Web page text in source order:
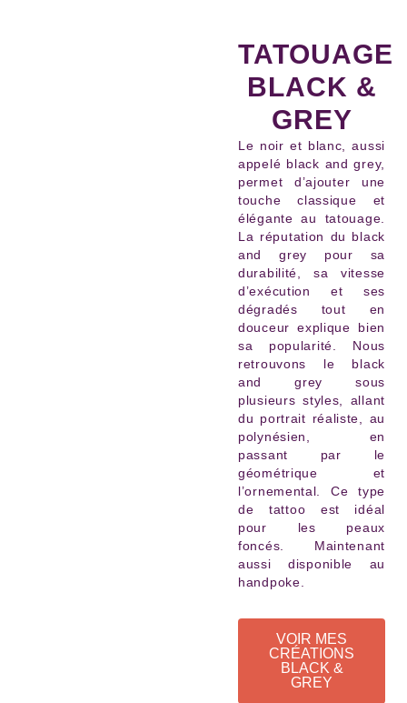
TATOUAGE
BLACK &
GREY
Le noir et blanc, aussi
appelé black and grey,
permet d’ajouter une
touche classique et
élégante au tatouage.
La réputation du black
and grey pour sa
durabilité, sa vitesse
d’exécution et ses
dégradés tout en
douceur explique bien
sa popularité. Nous
retrouvons le black
and grey sous
plusieurs styles, allant
du portrait réaliste, au
polynésien, en
passant par le
géométrique et
l’ornemental. Ce type
de tattoo est idéal
pour les peaux
foncés. Maintenant
aussi disponible au
handpoke.
VOIR MES
CRÉATIONS
BLACK &
GREY